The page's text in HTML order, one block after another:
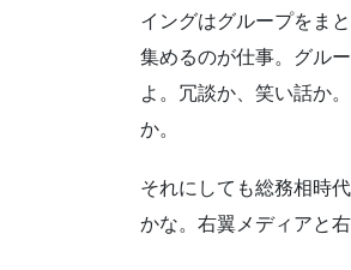
イングはグループをま
集めるのが仕事。グル
よ。冗談か、笑い話か
か。
それにしても総務相時
かな。右翼メディアと